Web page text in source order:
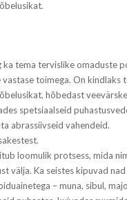
ka tema tervislike omaduste
toimega. On
hõbedast
spetsiaalseid
abrassiivseid vahendeid.
loomulik protsess, mida
välja. Ka seistes kipuvad
– muna, sibul,